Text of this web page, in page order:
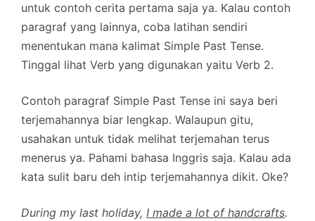
untuk contoh cerita pertama saja ya. Kalau contoh
paragraf yang lainnya, coba latihan sendiri
menentukan mana kalimat Simple Past Tense.
Tinggal lihat Verb yang digunakan yaitu Verb 2.
Contoh paragraf Simple Past Tense ini saya beri
terjemahannya biar lengkap. Walaupun gitu,
usahakan untuk tidak melihat terjemahan terus
menerus ya. Pahami bahasa Inggris saja. Kalau ada
kata sulit baru deh intip terjemahannya dikit. Oke?
During my last holiday, I made a lot of handcrafts.